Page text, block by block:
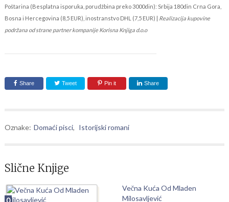
Poštarina (Besplatna isporuka, porudžbina preko 3000din): Srbija 180din Crna Gora,
Bosna i Hercegovina (8,5 EUR), inostranstvo DHL (7,5 EUR) | Realizacija kupovine
podržana od strane partner kompanije Korisna Knjiga d.o.o
Share Tweet Pin it Share
Oznake: Domaći pisci, Istorijski romani
Slične Knjige
0
Večna Kuća Od Mladen
Milosavljević